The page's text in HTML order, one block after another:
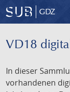
GDZ
VD18
In dieser
vorhandenen